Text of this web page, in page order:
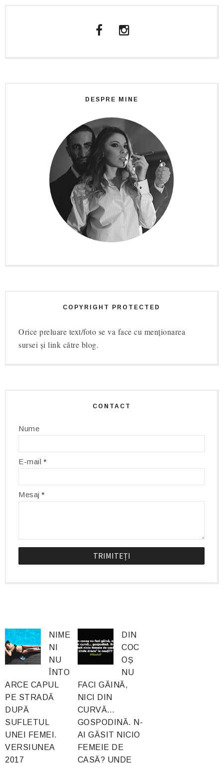
DESPRE MINE
COPYRIGHT PROTECTED
Orice preluare text/foto se va face cu menționarea
sursei și link către blog.
CONTACT
Nume
E-mail*
Mesaj*
NIME
NI
NU
ÎNTO
ARCE CAPUL
PE STRADĂ
DUPĂ
SUFLETUL
UNEI FEMEI.
VERSIUNEA
2017
DIN
COC
OȘ
NU
FACI GĂINĂ,
NICI DIN
CURVĂ…
GOSPODINĂ. N-
AI GĂSIT NICIO
FEMEIE DE
CASĂ? UNDE